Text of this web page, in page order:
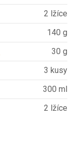
2 lžíce
140 g
30 g
3 kusy
300 ml
2 lžíce